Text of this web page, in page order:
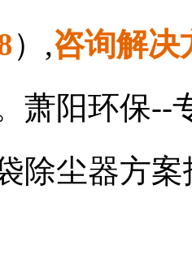
）,咨询解决
萧阳环保--
除尘器方